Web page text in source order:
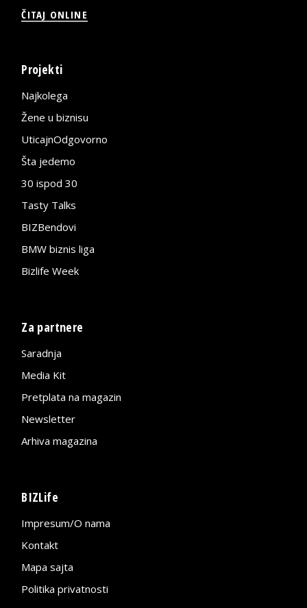
ČITAJ ONLINE
Projekti
Najkolega
Žene u biznisu
UticajnOdgovorno
Šta jedemo
30 ispod 30
Tasty Talks
BIZBendovi
BMW biznis liga
Bizlife Week
Za partnere
Saradnja
Media Kit
Pretplata na magazin
Newsletter
Arhiva magazina
BIZLife
Impresum/O nama
Kontakt
Mapa sajta
Politika privatnosti